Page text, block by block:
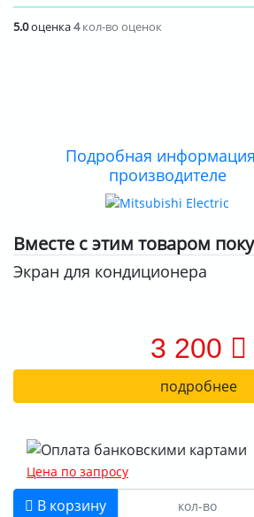
5.0оценка4кол-во оценок
Подробная
производителе
Вместе с этим товаром
Экран для кондиционера
3 200
подробнее
Цена по запросу
В корзину